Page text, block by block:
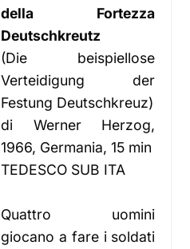
della Fortezza
Deutschkreutz
(Die beispiellose
Verteidigung der
Festung Deutschkreuz)
di Werner Herzog,
1966, Germania, 15 min
TEDESCO SUB ITA
Quattro uomini
giocano a fare i soldati